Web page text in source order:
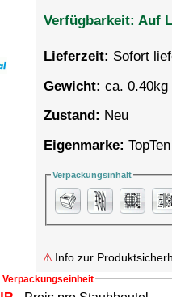
Verfügbarkeit: Auf
Lieferzeit: Sofort
Gewicht: ca. 0.40kg
Zustand: Neu
Eigenmarke: TopTen
Verpackungsinhalt
Info zur